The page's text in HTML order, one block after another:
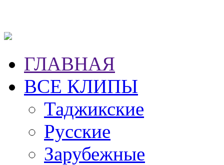
ГЛАВНАЯ
ВСЕ КЛИПЫ
Таджикские
Русские
Зарубежные